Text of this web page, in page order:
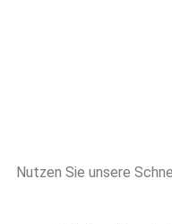
Nutzen Sie unsere